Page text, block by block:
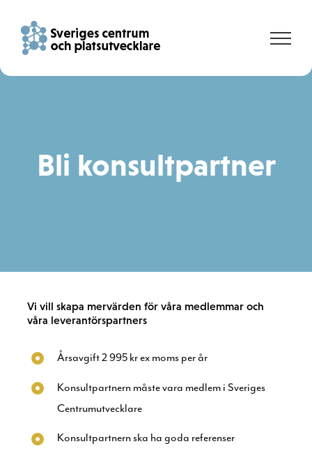
innehållet
Bli konsultpartner
Vi vill skapa mervärden för våra medlemmar och
våra leverantörspartners
Årsavgift 2 995 kr ex moms per år
Konsultpartnern måste vara medlem i Sveriges
Centrumutvecklare
Konsultpartnern ska ha goda referenser